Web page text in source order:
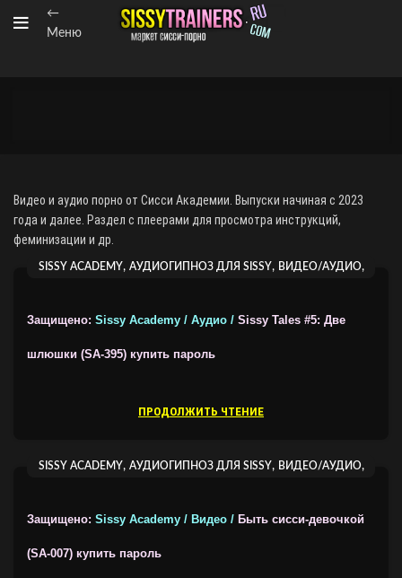
←
Меню
Видео и аудио порно от Сисси Академии. Выпуски начиная с 2023
года и далее. Раздел с плеерами для просмотра инструкций,
феминизации и др.
SISSY ACADEMY, АУДИОГИПНОЗ ДЛЯ SISSY, ВИДЕО/АУДИО,
Защищено: Sissy Academy / Аудио / Sissy Tales #5: Две
шлюшки (SA-395) купить пароль
ПРОДОЛЖИТЬ ЧТЕНИЕ
SISSY ACADEMY, АУДИОГИПНОЗ ДЛЯ SISSY, ВИДЕО/АУДИО,
Защищено: Sissy Academy / Видео / Быть сисси-девочкой
(SA-007) купить пароль